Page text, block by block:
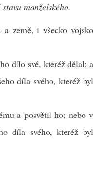
manželského.
a země, i všecko vojsko
dílo své, kteréž dělal; a
díla svého, kteréž byl
a posvětil ho; nebo v
díla svého, kteréž byl